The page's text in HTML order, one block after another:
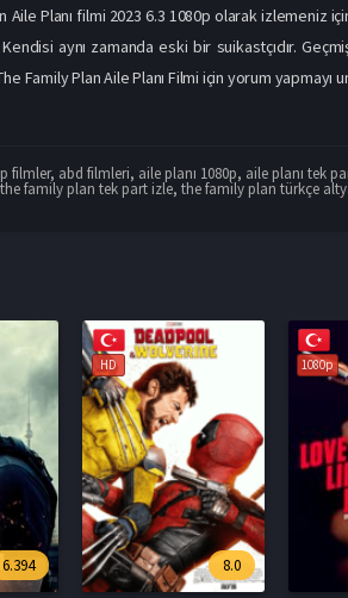
Aile Planı filmi 2023 6.3 1080p olarak izlemeniz
Kendisi aynı zamanda eski bir suikastçıdır.
Family Plan Aile Planı Filmi için yorum
filmler, abd filmleri, aile planı 1080p, aile planı tek
the family plan tek part izle,the family plan türkçe
8.0
1080p
6.9
1080p